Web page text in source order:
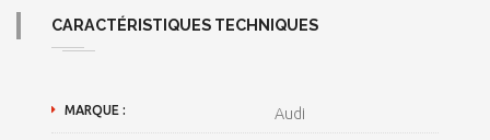
CARACTÉRISTIQUES TECHNIQUES
MARQUE : Audi